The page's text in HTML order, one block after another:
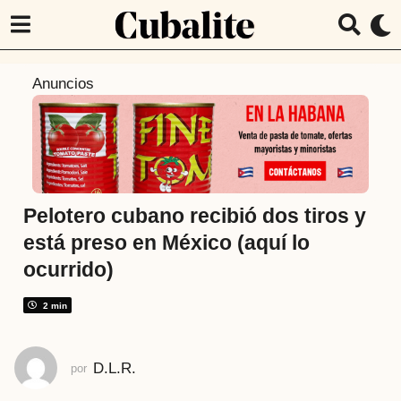
t
á
s
2
ñ
o
s
Anuncios
Pelotero cubano recibió dos tiros y
está preso en México (aquí lo
ocurrido)
2 min
por D.L.R.